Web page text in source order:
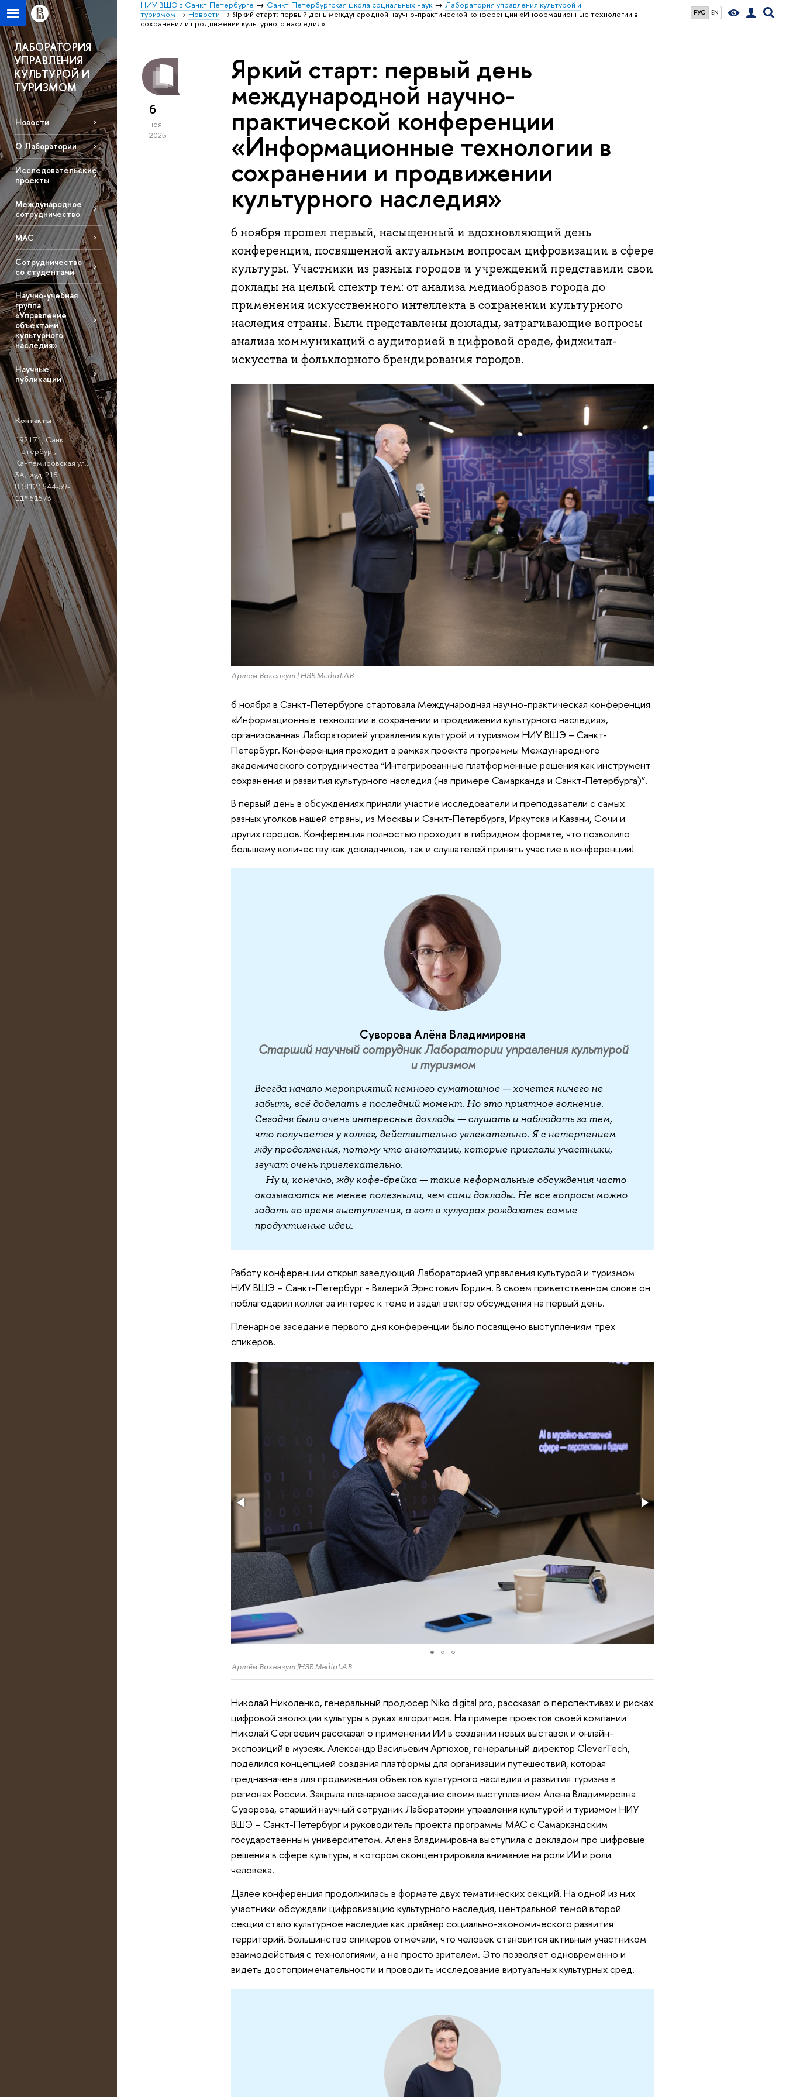
РУС EN
НИУ ВШЭ в Санкт-Петербурге Санкт-Петербургская школа социальных наук
Лаборатория управления культурой и
туризмом
Новости
Яркий старт: первый день международной научно-практической конференции «Информационные технологии в
сохранении и продвижении культурного наследия»
ЛАБОРАТОРИЯ
УПРАВЛЕНИЯ
КУЛЬТУРОЙ И
ТУРИЗМОМ
Новости
О Лаборатории
Исследовательские
проекты
Международное
сотрудничество
МАС
Сотрудничество
со студентами
Научно-учебная
группа
«Управление
объектами
культурного
наследия»
Научные
публикации
Контакты
192171, Санкт-
Петербург,
Кантемировская ул.,
3A, ауд. 215
8 (812) 644-59-
11* 61573
6
ноя
2025
Яркий старт: первый день
международной научно-
практической конференции
«Информационные технологии в
сохранении и продвижении
культурного наследия»
6 ноября прошел первый, насыщенный и вдохновляющий день
конференции, посвященной актуальным вопросам цифровизации в сфере
культуры. Участники из разных городов и учреждений представили свои
доклады на целый спектр тем: от анализа медиаобразов города до
применения искусственного интеллекта в сохранении культурного
наследия страны. Были представлены доклады, затрагивающие вопросы
анализа коммуникаций с аудиторией в цифровой среде, фиджитал-
искусства и фольклорного брендирования городов.
Артём Вакенгут | HSE MediaLAB
6 ноября в Санкт-Петербурге стартовала Международная научно-практическая конференция
«Информационные технологии в сохранении и продвижении культурного наследия»,
организованная Лабораторией управления культурой и туризмом НИУ ВШЭ – Санкт-
Петербург. Конференция проходит в рамках проекта программы Международного
академического сотрудничества “Интегрированные платформенные решения как инструмент
сохранения и развития культурного наследия (на примере Самарканда и Санкт-Петербурга)”.
В первый день в обсуждениях приняли участие исследователи и преподаватели с самых
разных уголков нашей страны, из Москвы и Санкт-Петербурга, Иркутска и Казани, Сочи и
других городов. Конференция полностью проходит в гибридном формате, что позволило
большему количеству как докладчиков, так и слушателей принять участие в конференции!
Суворова Алёна Владимировна
Старший научный сотрудник Лаборатории управления культурой
и туризмом
Всегда начало мероприятий немного суматошное — хочется ничего не
забыть, всё доделать в последний момент. Но это приятное волнение.
Сегодня были очень интересные доклады — слушать и наблюдать за тем,
что получается у коллег, действительно увлекательно. Я с нетерпением
жду продолжения, потому что аннотации, которые прислали участники,
звучат очень привлекательно.
Ну и, конечно, жду кофе-брейка — такие неформальные обсуждения часто
оказываются не менее полезными, чем сами доклады. Не все вопросы можно
задать во время выступления, а вот в кулуарах рождаются самые
продуктивные идеи.
Работу конференции открыл заведующий Лабораторией управления культурой и туризмом
НИУ ВШЭ – Санкт-Петербург - Валерий Эрнстович Гордин. В своем приветственном слове он
поблагодарил коллег за интерес к теме и задал вектор обсуждения на первый день.
Пленарное заседание первого дня конференции было посвящено выступлениям трех
спикеров.
Артём Вакенгут |HSE MediaLAB
Николай Николенко, генеральный продюсер Niko digital pro, рассказал о перспективах и рисках
цифровой эволюции культуры в руках алгоритмов. На примере проектов своей компании
Николай Сергеевич рассказал о применении ИИ в создании новых выставок и онлайн-
экспозиций в музеях. Александр Васильевич Артюхов, генеральный директор CleverTech,
поделился концепцией создания платформы для организации путешествий, которая
предназначена для продвижения объектов культурного наследия и развития туризма в
регионах России. Закрыла пленарное заседание своим выступлением Алена Владимировна
Суворова, старший научный сотрудник Лаборатории управления культурой и туризмом НИУ
ВШЭ – Санкт-Петербург и руководитель проекта программы МАС с Самаркандским
государственным университетом. Алена Владимировна выступила с докладом про цифровые
решения в сфере культуры, в котором сконцентрировала внимание на роли ИИ и роли
человека.
Далее конференция продолжилась в формате двух тематических секций. На одной из них
участники обсуждали цифровизацию культурного наследия, центральной темой второй
секции стало культурное наследие как драйвер социально-экономического развития
территорий. Большинство спикеров отмечали, что человек становится активным участником
взаимодействия с технологиями, а не просто зрителем. Это позволяет одновременно и
видеть достопримечательности и проводить исследование виртуальных культурных сред.